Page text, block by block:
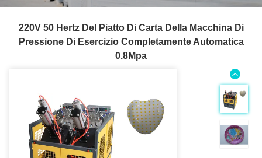
220V 50 Hertz Del Piatto Di Carta Della Macchina Di
Pressione Di Esercizio Completamente Automatica
0.8Mpa